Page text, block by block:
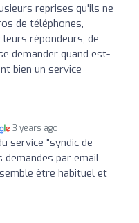
reprises qu'ils ne
de téléphones,
répondeurs, de
demander quand est-
bien un service
3 years ago
service "syndic de
demandes par email
être habituel et